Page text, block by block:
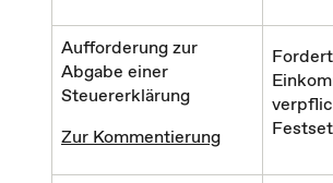
Aufforderung zur
Abgabe einer
Steuererklärung
Zur Kommentierung